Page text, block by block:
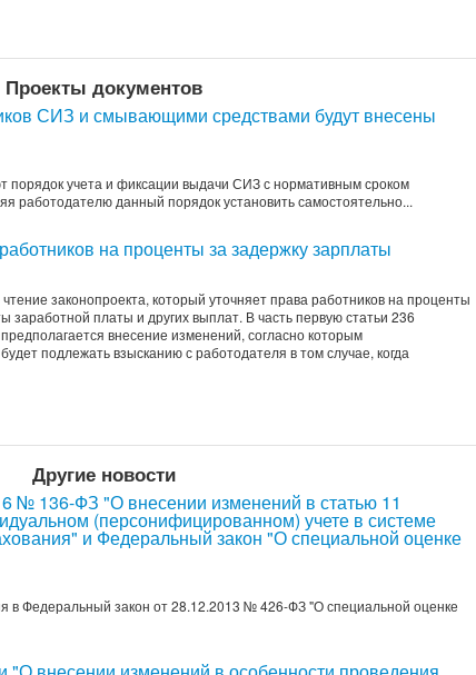
Проекты документов
СИЗ и смывающими средствами будут внесены
порядок учета и фиксации выдачи СИЗ с нормативным сроком
работодателю данный порядок установить самостоятельно...
на проценты за задержку зарплаты
законопроекта, который уточняет права работников на проценты
заработной платы и других выплат. В часть первую статьи 236
внесение изменений, согласно которым
подлежать взысканию с работодателя в том случае, когда
Другие новости
№ 136-ФЗ "О внесении изменений в статью 11
(персонифицированном) учете в системе
и Федеральный закон "О специальной оценке
в Федеральный закон от 28.12.2013 № 426-ФЗ "О специальной оценке